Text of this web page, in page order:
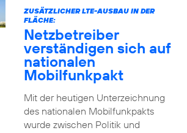
ZUSÄTZLICHER LTE-AUSBAU IN DER
FLÄCHE:
Netzbetreiber
verständigen sich auf
nationalen
Mobilfunkpakt
Mit der heutigen Unterzeichnung
des nationalen Mobilfunkpakts
wurde zwischen Politik und